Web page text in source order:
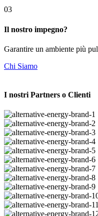
03
Il nostro impegno?
Garantire un ambiente più
Chi Siamo
I nostri Partners o Clienti